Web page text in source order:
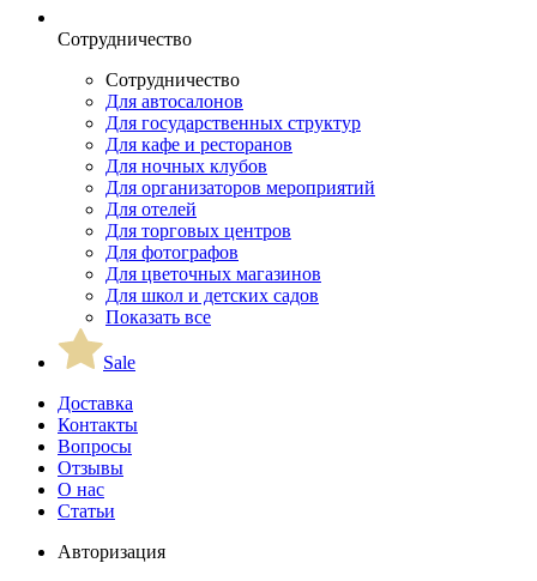
Сотрудничество
Сотрудничество
Для автосалонов
Для государственных структур
Для кафе и ресторанов
Для ночных клубов
Для организаторов мероприятий
Для отелей
Для торговых центров
Для фотографов
Для цветочных магазинов
Для школ и детских садов
Показать все
Sale
Доставка
Контакты
Вопросы
Отзывы
О нас
Статьи
Авторизация